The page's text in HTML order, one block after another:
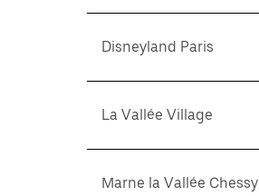
Disneyland Paris
La Vallée Village
Marne la Vallée Chessy